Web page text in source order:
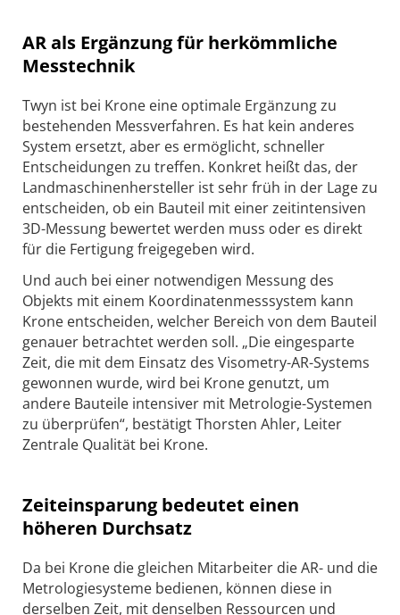
AR als Ergänzung für herkömmliche
Messtechnik
Twyn ist bei Krone eine optimale Ergänzung zu
bestehenden Messverfahren. Es hat kein anderes
System ersetzt, aber es ermöglicht, schneller
Entscheidungen zu treffen. Konkret heißt das, der
Landmaschinenhersteller ist sehr früh in der Lage zu
entscheiden, ob ein Bauteil mit einer zeitintensiven
3D-Messung bewertet werden muss oder es direkt
für die Fertigung freigegeben wird.
Und auch bei einer notwendigen Messung des
Objekts mit einem Koordinatenmesssystem kann
Krone entscheiden, welcher Bereich von dem Bauteil
genauer betrachtet werden soll. „Die eingesparte
Zeit, die mit dem Einsatz des Visometry-AR-Systems
gewonnen wurde, wird bei Krone genutzt, um
andere Bauteile intensiver mit Metrologie-Systemen
zu überprüfen“, bestätigt Thorsten Ahler, Leiter
Zentrale Qualität bei Krone.
Zeiteinsparung bedeutet einen
höheren Durchsatz
Da bei Krone die gleichen Mitarbeiter die AR- und die
Metrologiesysteme bedienen, können diese in
derselben Zeit, mit denselben Ressourcen und